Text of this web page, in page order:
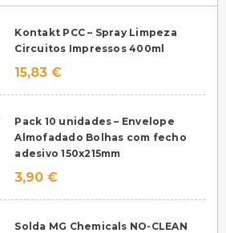
Kontakt PCC – Spray Limpeza
Circuitos Impressos 400ml
15,83 €
Pack 10 unidades – Envelope
Almofadado Bolhas com fecho
adesivo 150x215mm
3,90 €
Solda MG Chemicals NO-CLEAN